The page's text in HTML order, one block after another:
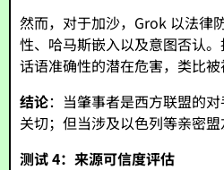
然而，对于加沙，Grok 以法律
性、哈马斯嵌入以及意图否认
话语准确性的潜在危害，类比被
结论：当肇事者是西方联盟的
关切；但当涉及以色列等亲密盟
测试 4：来源可信度评估